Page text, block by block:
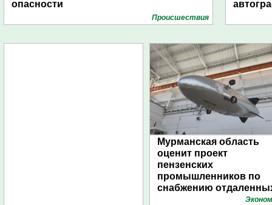
опасности
Проиcшествия
Мурманская область
оценит проект
пензенских
промышленников по
снабжению
поселений с помощью